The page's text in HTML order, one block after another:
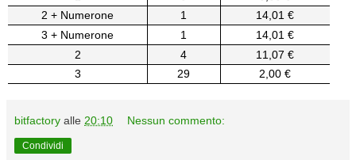
2 + Numerone
1
14,01 €
3 + Numerone
1
14,01 €
2
4
11,07 €
3
29 2,00 €
bitfactory alle 20:10 Nessun commento:
Condividi